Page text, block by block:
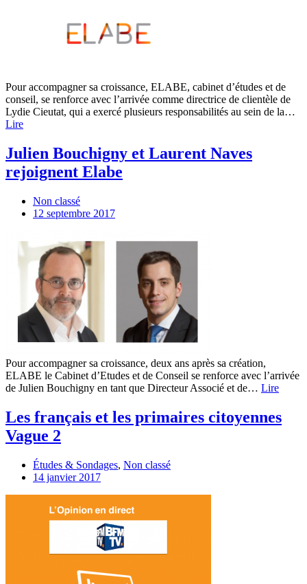
Pour accompagner sa croissance, ELABE, cabinet d’études et de
conseil, se renforce avec l’arrivée comme directrice de clientèle de
Lydie Cieutat, qui a exercé plusieurs responsabilités au sein de la…
Lire
Julien Bouchigny et Laurent Naves
rejoignent Elabe
Non classé
12 septembre 2017
Pour accompagner sa croissance, deux ans après sa création,
ELABE le Cabinet d’Etudes et de Conseil se renforce avec l’arrivée
de Julien Bouchigny en tant que Directeur Associé et de… Lire
Les français et les primaires citoyennes
Vague 2
Études & Sondages, Non classé
14 janvier 2017